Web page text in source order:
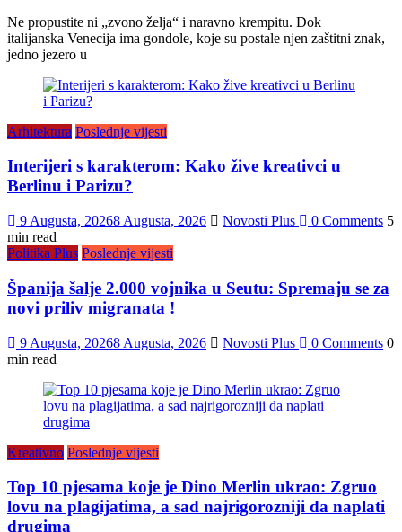
Ne propustite ni „zvono želja“ i naravno krempitu. Dok
italijanska Venecija ima gondole, koje su postale njen zaštitni znak,
jedno jezero u
Arhitektura Poslednje vijesti
Interijeri s karakterom: Kako žive kreativci u
Berlinu i Parizu?
9 Augusta, 20268 Augusta, 2026 Novosti Plus 0 Comments 5
min read
Politika Plus Poslednje vijesti
Španija šalje 2.000 vojnika u Seutu: Spremaju se za
novi priliv migranata !
9 Augusta, 20268 Augusta, 2026 Novosti Plus 0 Comments 0
min read
Kreativno Poslednje vijesti
Top 10 pjesama koje je Dino Merlin ukrao: Zgruo
lovu na plagijatima, a sad najrigorozniji da naplati
drugima